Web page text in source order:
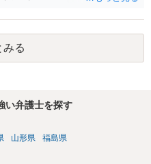
みる
い弁護士を探す
山形県 福島県